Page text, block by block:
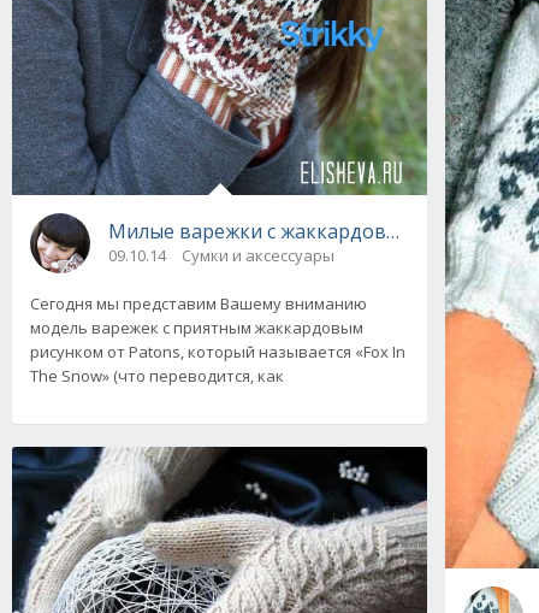
Милые варежки с жаккардовым рисунком
09.10.14 Сумки и аксессуары
Сегодня мы представим Вашему вниманию
модель варежек с приятным жаккардовым
рисунком от Patons, который называется «Fox In
The Snow» (что переводится, как